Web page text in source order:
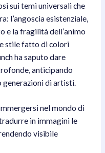
sui temi universali che
l’angoscia esistenziale,
e la fragilità dell’animo
stile fatto di colori
ha saputo dare
anticipando
generazioni di artisti.
nel mondo di
in immagini le
visibile